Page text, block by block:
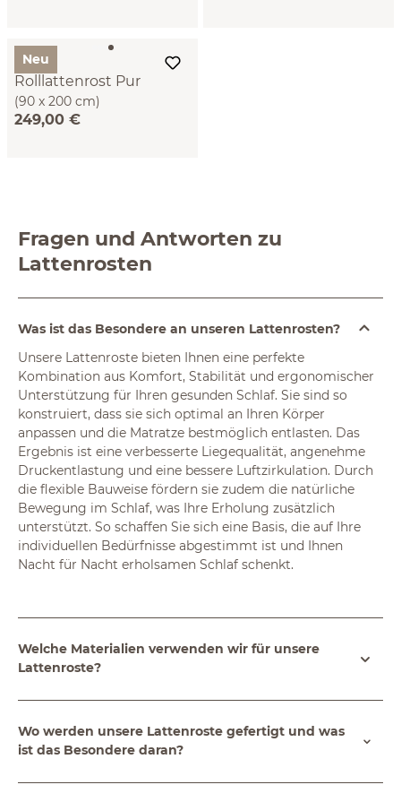
Mehr erfahren
Neu
Rolllattenrost Pur
(90 x 200 cm)
249,00 €
Fragen und Antworten zu
Lattenrosten
Was ist das Besondere an unseren Lattenrosten?
Unsere Lattenroste bieten Ihnen eine perfekte
Kombination aus Komfort, Stabilität und ergonomischer
Unterstützung für Ihren gesunden Schlaf. Sie sind so
konstruiert, dass sie sich optimal an Ihren Körper
anpassen und die Matratze bestmöglich entlasten. Das
Ergebnis ist eine verbesserte Liegequalität, angenehme
Druckentlastung und eine bessere Luftzirkulation. Durch
die flexible Bauweise fördern sie zudem die natürliche
Bewegung im Schlaf, was Ihre Erholung zusätzlich
unterstützt. So schaffen Sie sich eine Basis, die auf Ihre
individuellen Bedürfnisse abgestimmt ist und Ihnen
Nacht für Nacht erholsamen Schlaf schenkt.
Welche Materialien verwenden wir für unsere
Lattenroste?
Wo werden unsere Lattenroste gefertigt und was
ist das Besondere daran?